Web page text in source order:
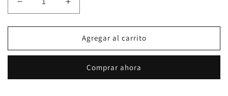
Reducir
cantidad
para
rosca
1
Aumentar
cantidad
para
Tapon
rosca
1
Agregar al carrito
Comprar ahora